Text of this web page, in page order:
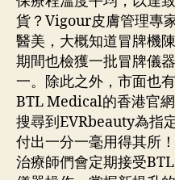
貨？Vigour皮膚管理專
醫美，大概知道冒牌機
期間也檢獲一批冒牌儀
一。除此之外，市面也
BTL Medical的香港官網
搜尋到EVRbeauty為指
付出一分一毫用得其所
治療師們會定期接受